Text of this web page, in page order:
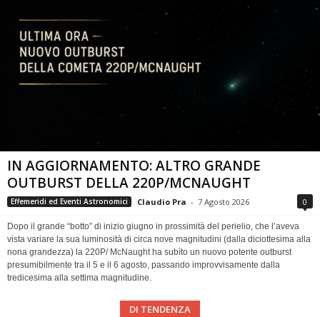
IN AGGIORNAMENTO: ALTRO GRANDE
OUTBURST DELLA 220P/MCNAUGHT
Effemeridi ed Eventi Astronomici Claudio Pra - 7 Agosto 2026 0
Dopo il grande “botto” di inizio giugno in prossimità del perielio, che l’aveva
vista variare la sua luminosità di circa nove magnitudini (dalla diciottesima alla
nona grandezza) la 220P/ McNaught ha subìto un nuovo potente outburst
presumibilmente tra il 5 e il 6 agosto, passando improvvisamente dalla
tredicesima alla settima magnitudine.
DI TENDENZA